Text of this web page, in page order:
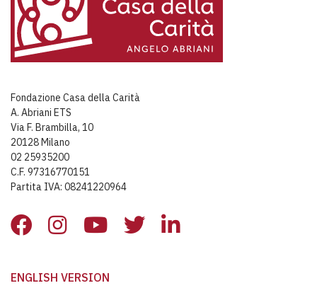
Fondazione Casa della Carità
A. Abriani ETS
Via F. Brambilla, 10
20128 Milano
02 25935200
C.F. 97316770151
Partita IVA: 08241220964
ENGLISH VERSION